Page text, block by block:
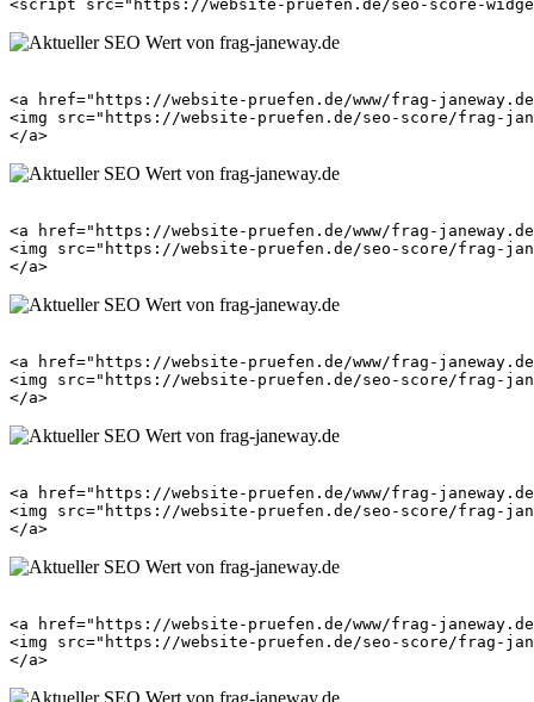
<a href="https://website-pruefen.de/www/frag-
<img src="https://website-pruefen.de/seo-score/frag-
<a href="https://website-pruefen.de/www/frag-
<img src="https://website-pruefen.de/seo-score/frag-
<a href="https://website-pruefen.de/www/frag-
<img src="https://website-pruefen.de/seo-score/frag-
<a href="https://website-pruefen.de/www/frag-
<img src="https://website-pruefen.de/seo-score/frag-
<a href="https://website-pruefen.de/www/frag-
<img src="https://website-pruefen.de/seo-score/frag-